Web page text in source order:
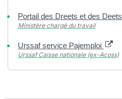
Portail des Dreets et des Deets
Ministère chargé du travail
Urssaf service Pajemploi
Urssaf Caisse nationale (ex-Acoss)